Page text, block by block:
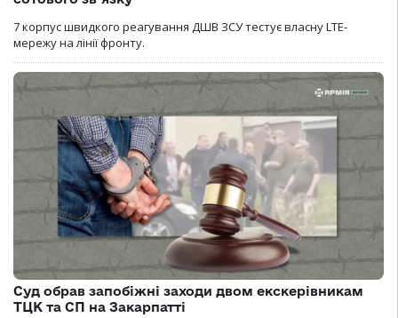
7 корпус швидкого реагування ДШВ ЗСУ тестує власну LTE-
мережу на лінії фронту.
Суд обрав запобіжні заходи двом екскерівникам
ТЦК та СП на Закарпатті